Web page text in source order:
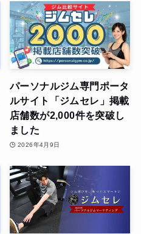
パーソナルジム専門ポータ
ルサイト「ジムセレ」掲載
店舗数が2,000件を突破し
ました
2026年4月9日